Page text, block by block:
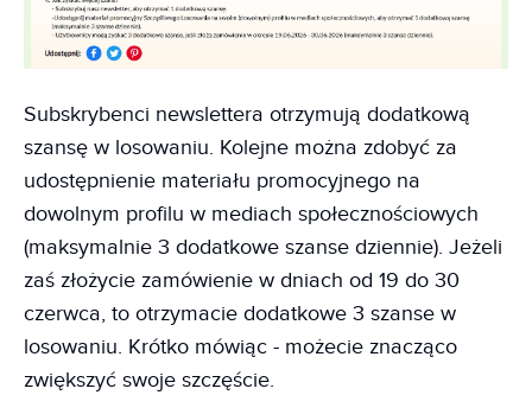
Subskrybenci newslettera otrzymują dodatkową
szansę w losowaniu. Kolejne można zdobyć za
udostępnienie materiału promocyjnego na
dowolnym profilu w mediach społecznościowych
(maksymalnie 3 dodatkowe szanse dziennie). Jeżeli
zaś złożycie zamówienie w dniach od 19 do 30
czerwca, to otrzymacie dodatkowe 3 szanse w
losowaniu. Krótko mówiąc - możecie znacząco
zwiększyć swoje szczęście.